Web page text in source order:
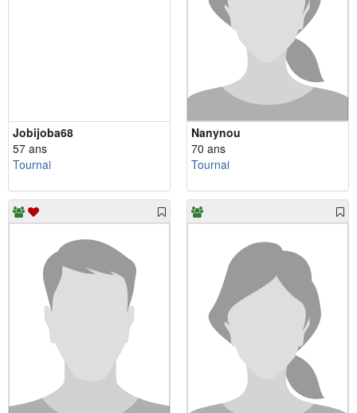
Jobijoba68
57 ans
Tournai
Nanynou
70 ans
Tournai